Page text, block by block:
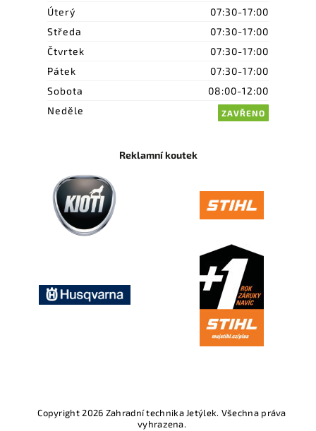
Úterý
07:30-17:00
Středa
07:30-17:00
Čtvrtek
07:30-17:00
Pátek
07:30-17:00
Sobota
08:00-12:00
Neděle
ZAVŘENO
Reklamní koutek
Copyright 2026 Zahradní technika Jetýlek. Všechna práva
vyhrazena.